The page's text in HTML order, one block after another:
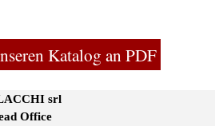
Katalog an PDF
srl
Office